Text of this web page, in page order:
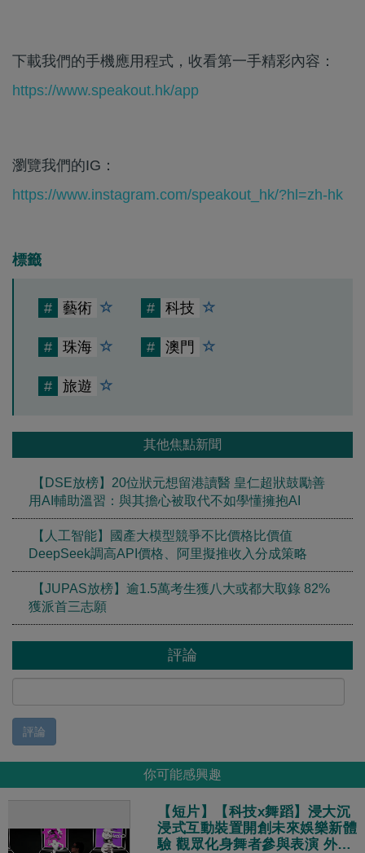
下載我們的手機應用程式，收看第一手精彩內容：
https://www.speakout.hk/app
瀏覽我們的IG：
https://www.instagram.com/speakout_hk/?hl=zh-hk
標籤
# 藝術 # 科技
# 珠海 # 澳門
# 旅遊
其他焦點新聞
【DSE放榜】20位狀元想留港讀醫 皇仁超狀鼓勵善
用AI輔助溫習：與其擔心被取代不如學懂擁抱AI
【人工智能】國產大模型競爭不比價格比價值
DeepSeek調高API價格、阿里擬推收入分成策略
【JUPAS放榜】逾1.5萬考生獲八大或都大取錄 82%
獲派首三志願
評論
評論
你可能感興趣
【短片】【科技x舞蹈】浸大沉
浸式互動裝置開創未來娛樂新體
驗 觀眾化身舞者參與表演 外國